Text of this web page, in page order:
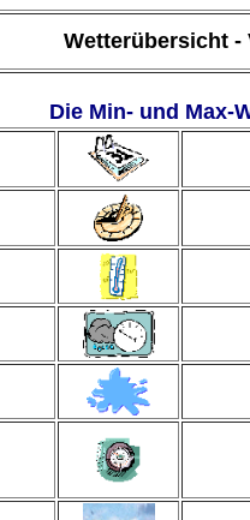
Wetterübersicht
Die Min- und Max-